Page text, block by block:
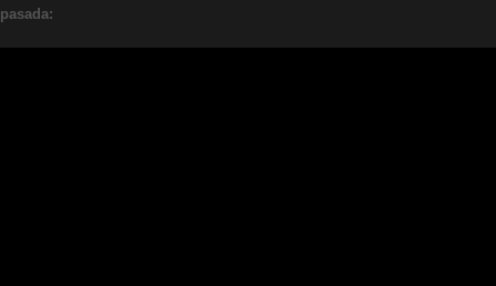
pasada: